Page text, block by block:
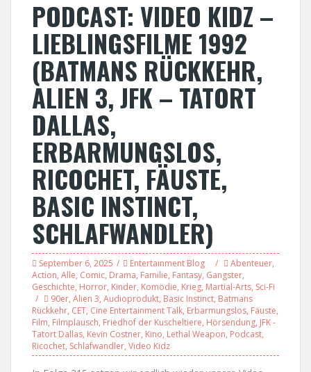
PODCAST: VIDEO KIDZ –
LIEBLINGSFILME 1992
(BATMANS RÜCKKEHR,
ALIEN 3, JFK – TATORT
DALLAS,
ERBARMUNGSLOS,
RICOCHET, FÄUSTE,
BASIC INSTINCT,
SCHLAFWANDLER)
September 6, 2025 Entertainment Blog Abenteuer,
Action, Alle, Comic, Drama, Familie, Fantasy, Gangster,
Geschichte, Horror, Kinder, Komödie, Krieg, Martial-Arts, Sci-Fi
90er, Alien 3, Audioprodukt, Basic Instinct, Batmans
Rückkehr, CET, Cine Entertainment Talk, Erbarmungslos, Fäuste,
Film, Filmplausch, Friedhof der Kuscheltiere, Hörsendung, JFK -
Tatort Dallas, Kevin Costner, Kino, Lethal Weapon, Podcast,
Ricochet, Schlafwandler, Video Kidz